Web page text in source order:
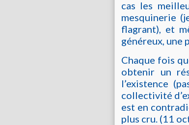
cas les
mesquinerie
flagrant), et
généreux, une
Chaque fois
obtenir un
l’existence
collectivité
est en
plus cru. (11